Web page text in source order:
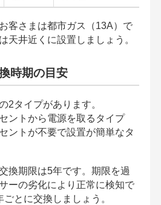
客さまは都市ガス（13A）で
天井近くに設置しましょう。
時期の目安
2タイプがあります。
ントから電源を取るタイプ
ントが不要で設置が簡単なタ
換期限は5年です。期限を過
ーの劣化により正常に検知で
とに交換しましょう。